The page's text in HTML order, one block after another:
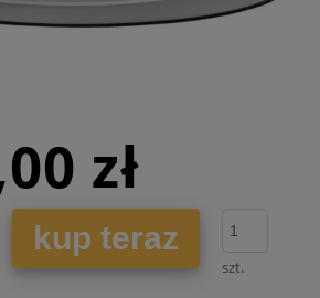
zł
kup teraz
szt.